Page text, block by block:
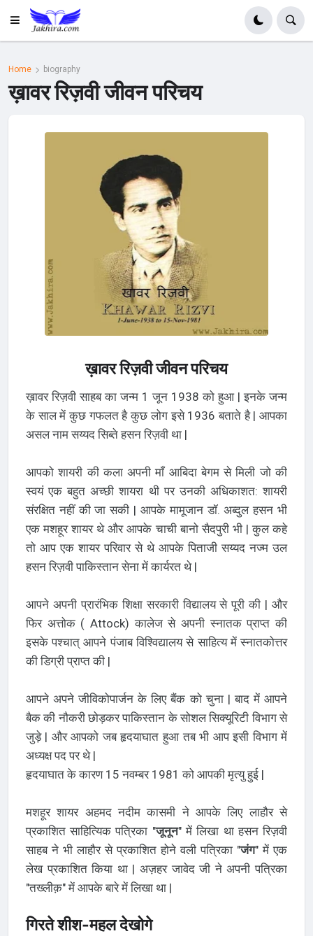
Home biography
ख़ावर रिज़वी जीवन परिचय
ख़ावर रिज़वी जीवन परिचय
ख़ावर रिज़वी साहब का जन्म 1 जून 1938 को हुआ | इनके जन्म
के साल में कुछ गफलत है कुछ लोग इसे 1936 बताते है | आपका
असल नाम सय्यद सिब्ते हसन रिज़वी था |
आपको शायरी की कला अपनी माँ आबिदा बेगम से मिली जो की
स्वयं एक बहुत अच्छी शायरा थी पर उनकी अधिकाशत: शायरी
संरक्षित नहीं की जा सकी | आपके मामूजान डॉ. अब्दुल हसन भी
एक मशहूर शायर थे और आपके चाची बानो सैदपुरी भी | कुल कहे
तो आप एक शायर परिवार से थे आपके पिताजी सय्यद नज्म उल
हसन रिज़वी पाकिस्तान सेना में कार्यरत थे |
आपने अपनी प्रारंभिक शिक्षा सरकारी विद्यालय से पूरी की | और
फिर अत्तोक ( Attock) कालेज से अपनी स्नातक प्राप्त की
इसके पश्चात् आपने पंजाब विश्विद्यालय से साहित्य में स्नातकोत्तर
की डिग्री प्राप्त की |
आपने अपने जीविकोपार्जन के लिए बैंक को चुना | बाद में आपने
बैक की नौकरी छोड़कर पाकिस्तान के सोशल सिक्यूरिटी विभाग से
जुड़े | और आपको जब हृदयाघात हुआ तब भी आप इसी विभाग में
अध्यक्ष पद पर थे |
हृदयाघात के कारण 15 नवम्बर 1981 को आपकी मृत्यु हुई |
मशहूर शायर अहमद नदीम कासमी ने आपके लिए लाहौर से
प्रकाशित साहित्यिक पत्रिका "जूनून" में लिखा था हसन रिज़वी
साहब ने भी लाहौर से प्रकाशित होने वली पत्रिका "जंग" में एक
लेख प्रकाशित किया था | अज़हर जावेद जी ने अपनी पत्रिका
"तख्लीक़" में आपके बारे में लिखा था |
गिरते शीश-महल देखोगे